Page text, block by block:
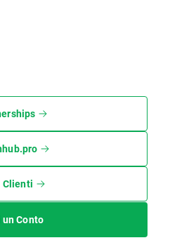
Clienti
un Conto